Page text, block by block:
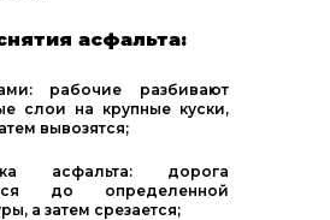
асфальта:
рабочие разбивают
слои на крупные куски,
вывозятся;
асфальта: дорога
до определенной
а затем срезается;